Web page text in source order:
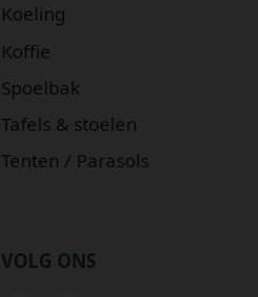
Koeling
Koffie
Spoelbak
Tafels & stoelen
Tenten / Parasols
VOLG ONS